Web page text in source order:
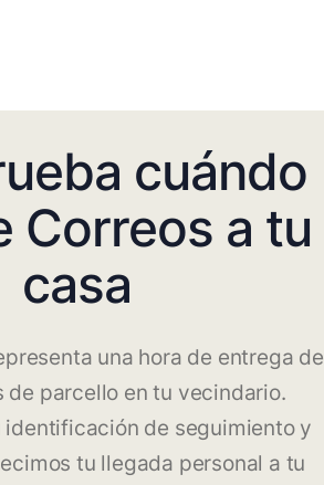
cuándo
Correos a tu
casa
una hora de entrega de
de parcello en tu vecindario.
de seguimiento y
tu llegada personal a tu